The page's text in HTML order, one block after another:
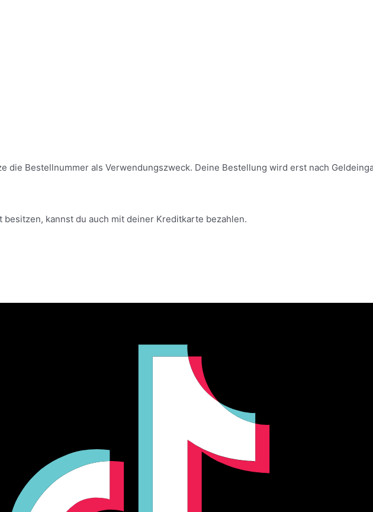
die Bestellnummer als Verwendungszweck. Deine Bestellung wird erst nach
kannst du auch mit deiner Kreditkarte bezahlen.